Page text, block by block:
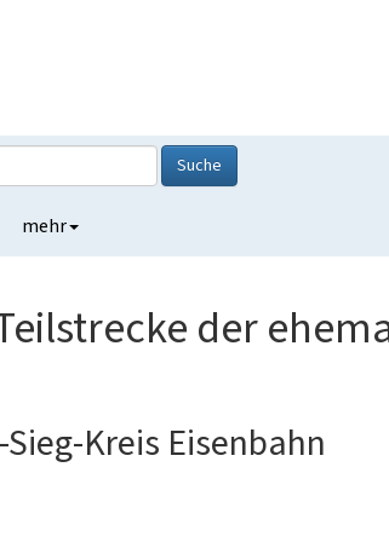
Suche
mehr
der
Kreis Eisenbahn